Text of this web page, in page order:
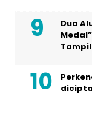
Dua
Tampil